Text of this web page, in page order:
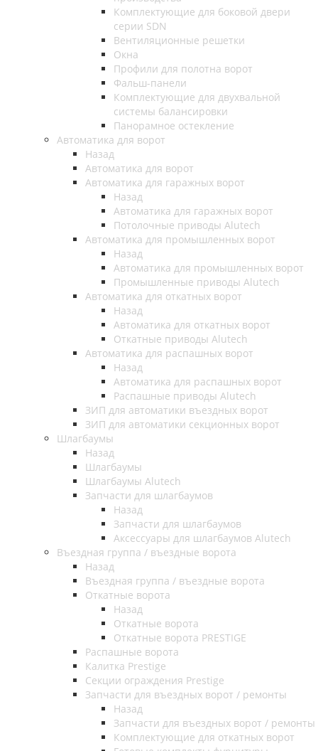
Комплектующие для боковой двери
серии SDN
Вентиляционные решетки
Окна
Профили для полотна ворот
Фальш-панели
Комплектующие для двухвальной
системы балансировки
Панорамное остекление
Автоматика для ворот
Назад
Автоматика для ворот
Автоматика для гаражных ворот
Назад
Автоматика для гаражных ворот
Потолочные приводы Alutech
Автоматика для промышленных ворот
Назад
Автоматика для промышленных ворот
Промышленные приводы Alutech
Автоматика для откатных ворот
Назад
Автоматика для откатных ворот
Откатные приводы Alutech
Автоматика для распашных ворот
Назад
Автоматика для распашных ворот
Распашные приводы Alutech
ЗИП для автоматики въездных ворот
ЗИП для автоматики секционных ворот
Шлагбаумы
Назад
Шлагбаумы
Шлагбаумы Alutech
Запчасти для шлагбаумов
Назад
Запчасти для шлагбаумов
Аксессуары для шлагбаумов Alutech
Въездная группа / въездные ворота
Назад
Въездная группа / въездные ворота
Откатные ворота
Назад
Откатные ворота
Откатные ворота PRESTIGE
Распашные ворота
Калитка Prestige
Секции ограждения Prestige
Запчасти для въездных ворот / ремонты
Назад
Запчасти для въездных ворот / ремонты
Комплектующие для откатных ворот